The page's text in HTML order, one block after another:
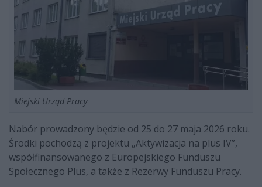
Miejski Urząd Pracy
Nabór prowadzony będzie od 25 do 27 maja 2026 roku.
Środki pochodzą z projektu „Aktywizacja na plus IV”,
współfinansowanego z Europejskiego Funduszu
Społecznego Plus, a także z Rezerwy Funduszu Pracy.